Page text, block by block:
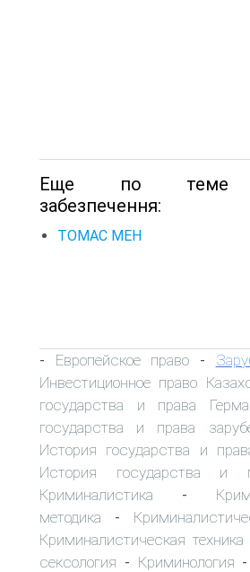
Еще по теме
забезпечення:
ТОМАС МЕН
- Европейское право -
Инвестиционное право
государства и права
государства и права
История государства и
История государства и
Криминалистика -
методика -
Криминалистическая техника
сексология - Криминология -